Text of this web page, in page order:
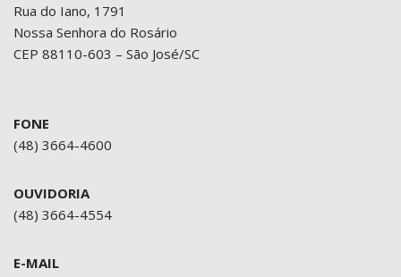
Rua do Iano, 1791
Nossa Senhora do Rosário
CEP 88110-603 – São José/SC
FONE
(48) 3664-4600
OUVIDORIA
(48) 3664-4554
E-MAIL